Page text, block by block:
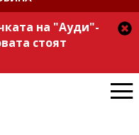
на "Ауди"-
стоят